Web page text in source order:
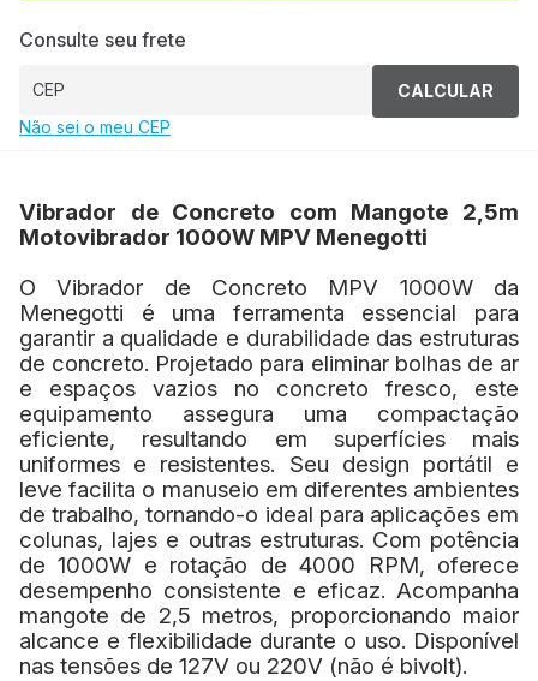
Consulte seu frete
CALCULAR
Não sei o meu CEP
Vibrador de Concreto com Mangote 2,5m
Motovibrador 1000W MPV Menegotti
O Vibrador de Concreto MPV 1000W da
Menegotti é uma ferramenta essencial para
garantir a qualidade e durabilidade das estruturas
de concreto. Projetado para eliminar bolhas de ar
e espaços vazios no concreto fresco, este
equipamento assegura uma compactação
eficiente, resultando em superfícies mais
uniformes e resistentes.
Seu design portátil e
leve facilita o manuseio em diferentes ambientes
de trabalho, tornando-o ideal para aplicações em
colunas, lajes e outras estruturas. Com potência
de 1000W e rotação de 4000 RPM, oferece
desempenho consistente e eficaz. Acompanha
mangote de 2,5 metros, proporcionando maior
alcance e flexibilidade durante o uso. Disponível
nas tensões de 127V ou 220V (não é bivolt).